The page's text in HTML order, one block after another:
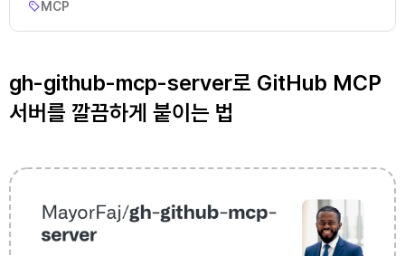
MCP
gh-github-mcp-server로 GitHub MCP
서버를 깔끔하게 붙이는 법